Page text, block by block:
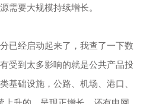
需要大规模持续增长。
已经启动起来了，我查了一下数
受到太多影响的就是公共产品投
基础设施，公路、机场、港口、